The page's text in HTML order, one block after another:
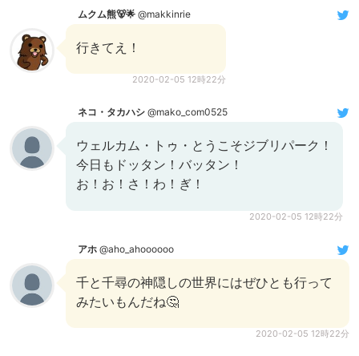
ムクム熊🐻🌟 @makkinrie
行きてえ！
2020-02-05 12時22分
ネコ・タカハシ @mako_com0525
ウェルカム・トゥ・とうこそジブリパーク！
今日もドッタン！バッタン！
お！お！さ！わ！ぎ！
2020-02-05 12時22分
アホ @aho_ahoooooo
千と千尋の神隠しの世界にはぜひとも行って
みたいもんだね🤔
2020-02-05 12時22分